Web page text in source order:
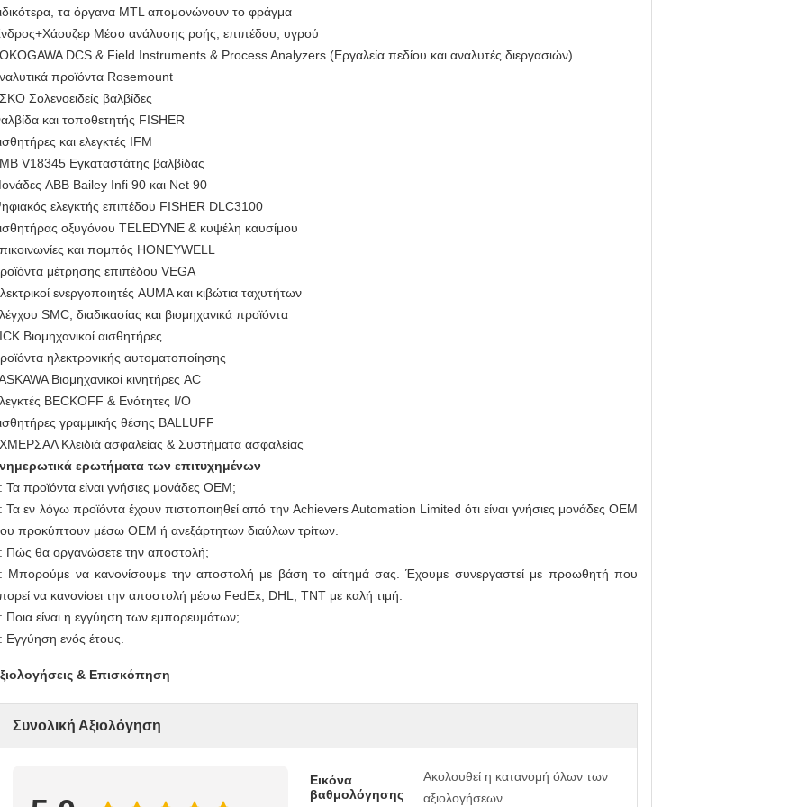
τα όργανα MTL απομονώνουν το φράγμα
Μέσο ανάλυσης ροής, επιπέδου, υγρού
DCS & Field Instruments & Process Analyzers (Εργαλεία πεδίου και αναλυτές διεργασιών)
προϊόντα Rosemount
Σολενοειδείς βαλβίδες
και τοποθετητής FISHER
και ελεγκτές IFM
V18345 Εγκαταστάτης βαλβίδας
ABB Bailey Infi 90 και Net 90
ελεγκτής επιπέδου FISHER DLC3100
οξυγόνου TELEDYNE & κυψέλη καυσίμου
και πομπός HONEYWELL
μέτρησης επιπέδου VEGA
ενεργοποιητές AUMA και κιβώτια ταχυτήτων
SMC, διαδικασίας και βιομηχανικά προϊόντα
Βιομηχανικοί αισθητήρες
ηλεκτρονικής αυτοματοποίησης
Βιομηχανικοί κινητήρες AC
BECKOFF & Ενότητες I/O
γραμμικής θέσης BALLUFF
Κλειδιά ασφαλείας & Συστήματα ασφαλείας
ερωτήματα των επιτυχημένων
Τα προϊόντα είναι γνήσιες μονάδες OEM;
Τα εν λόγω προϊόντα έχουν πιστοποιηθεί από την Achievers Automation Limited ότι είναι γνήσιες μονάδες OEM
προκύπτουν μέσω OEM ή ανεξάρτητων διαύλων τρίτων.
Πώς θα οργανώσετε την αποστολή;
Μπορούμε να κανονίσουμε την αποστολή με βάση το αίτημά σας. Έχουμε συνεργαστεί με προωθητή που
να κανονίσει την αποστολή μέσω FedEx, DHL, TNT με καλή τιμή.
Ποια είναι η εγγύηση των εμπορευμάτων;
Εγγύηση ενός έτους.
& Επισκόπηση
Συνολική Αξιολόγηση
Εικόνα
βαθμολόγησης
Ακολουθεί η κατανομή όλων των
αξιολογήσεων